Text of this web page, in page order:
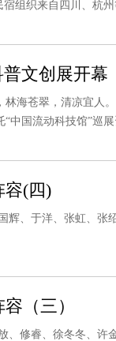
组织来自四川、杭
文创展开幕
苍翠，清凉宜人。
中国流动科技馆”巡
容(四)
、于洋、张虹、张
（三）
修睿、徐冬冬、许